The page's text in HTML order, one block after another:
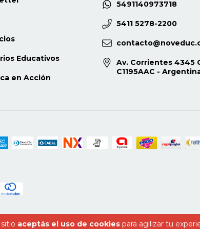
aceptás el uso de cookiespara agilizar tu
partir de una
laboral. En efecto, la
adscribimos parte de
cruce entre lo biográfico y lo
y requieren
esferas de la vida
en el marco de las
jóvenes a la actividad
el ámbito laboral y las otras
que se imbrican estas
las configuraciones de las
varones un barrio
Educativos
en Acción
5491140973718
5411 5278-2200
Av. Corrientes 4345
C1195AAC -